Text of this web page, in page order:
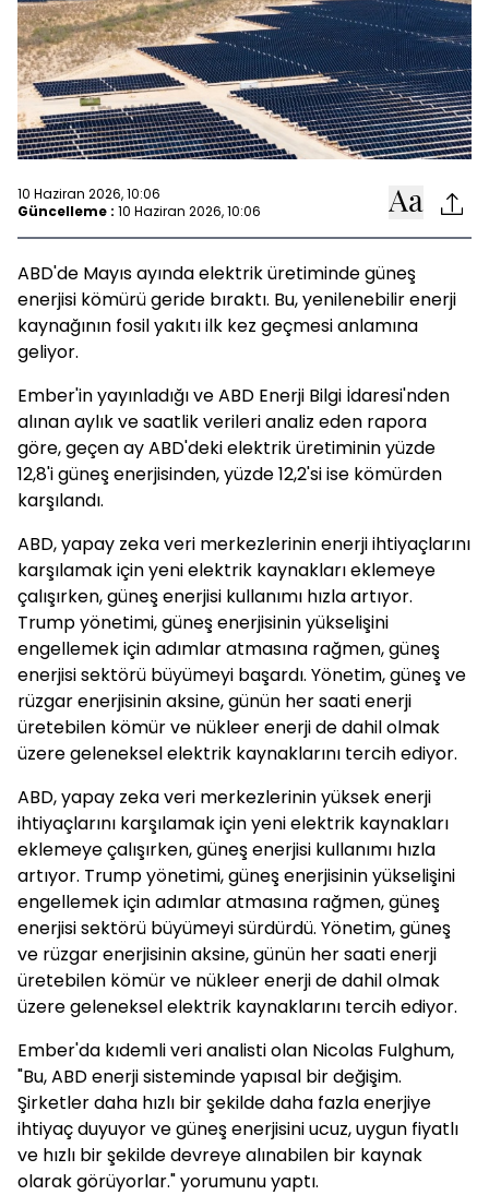
10 Haziran 2026, 10:06
Güncelleme : 10 Haziran 2026, 10:06
ABD'de Mayıs ayında elektrik üretiminde güneş
enerjisi kömürü geride bıraktı. Bu, yenilenebilir enerji
kaynağının fosil yakıtı ilk kez geçmesi anlamına
geliyor.
Ember'in yayınladığı ve ABD Enerji Bilgi İdaresi'nden
alınan aylık ve saatlik verileri analiz eden rapora
göre, geçen ay ABD'deki elektrik üretiminin yüzde
12,8'i güneş enerjisinden, yüzde 12,2'si ise kömürden
karşılandı.
ABD, yapay zeka veri merkezlerinin enerji ihtiyaçlarını
karşılamak için yeni elektrik kaynakları eklemeye
çalışırken, güneş enerjisi kullanımı hızla artıyor.
Trump yönetimi, güneş enerjisinin yükselişini
engellemek için adımlar atmasına rağmen, güneş
enerjisi sektörü büyümeyi başardı. Yönetim, güneş ve
rüzgar enerjisinin aksine, günün her saati enerji
üretebilen kömür ve nükleer enerji de dahil olmak
üzere geleneksel elektrik kaynaklarını tercih ediyor.
ABD, yapay zeka veri merkezlerinin yüksek enerji
ihtiyaçlarını karşılamak için yeni elektrik kaynakları
eklemeye çalışırken, güneş enerjisi kullanımı hızla
artıyor. Trump yönetimi, güneş enerjisinin yükselişini
engellemek için adımlar atmasına rağmen, güneş
enerjisi sektörü büyümeyi sürdürdü. Yönetim, güneş
ve rüzgar enerjisinin aksine, günün her saati enerji
üretebilen kömür ve nükleer enerji de dahil olmak
üzere geleneksel elektrik kaynaklarını tercih ediyor.
Ember'da kıdemli veri analisti olan Nicolas Fulghum,
"Bu, ABD enerji sisteminde yapısal bir değişim.
Şirketler daha hızlı bir şekilde daha fazla enerjiye
ihtiyaç duyuyor ve güneş enerjisini ucuz, uygun fiyatlı
ve hızlı bir şekilde devreye alınabilen bir kaynak
olarak görüyorlar." yorumunu yaptı.